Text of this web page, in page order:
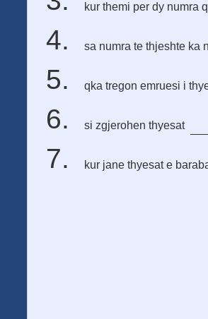
kur themi per dy numra
sa numra te thjeshte ka
qka tregon emruesi i
si zgjerohen thyesat
kur jane thyesat e